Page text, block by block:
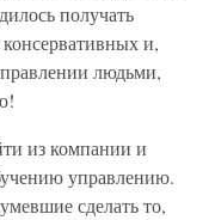
получать
и,
людьми,
из компании и
управлению.
сделать то,